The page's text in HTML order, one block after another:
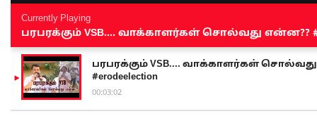
Currently Playing
பரபரக்கும் VSB.... வாக்காளர்கள் சொல்வது என்ன??
பரபரக்கும் VSB.... வாக்காளர்கள் சொல்வது
#erodeelection
00:03:02